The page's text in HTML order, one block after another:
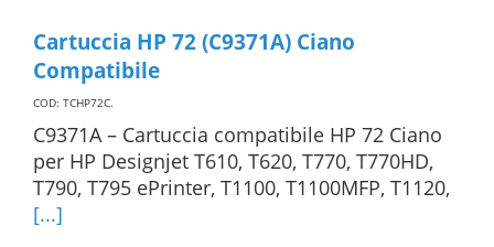
Cartuccia HP 72 (C9371A) Ciano
Compatibile
COD: TCHP72C.
C9371A – Cartuccia compatibile HP 72 Ciano
per HP Designjet T610, T620, T770, T770HD,
T790, T795 ePrinter, T1100, T1100MFP, T1120,
[...]